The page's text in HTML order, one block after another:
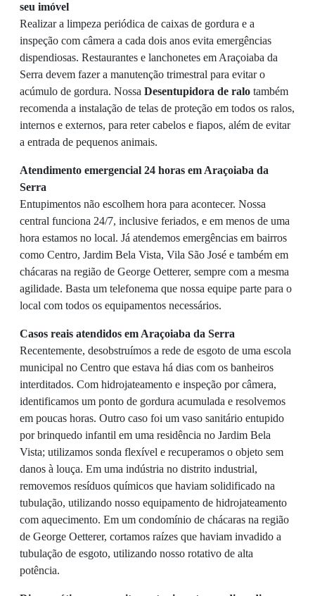
seu imóvel
Realizar a limpeza periódica de caixas de gordura e a
inspeção com câmera a cada dois anos evita emergências
dispendiosas. Restaurantes e lanchonetes em Araçoiaba da
Serra devem fazer a manutenção trimestral para evitar o
acúmulo de gordura. Nossa Desentupidora de ralo também
recomenda a instalação de telas de proteção em todos os ralos,
internos e externos, para reter cabelos e fiapos, além de evitar
a entrada de pequenos animais.
Atendimento emergencial 24 horas em Araçoiaba da
Serra
Entupimentos não escolhem hora para acontecer. Nossa
central funciona 24/7, inclusive feriados, e em menos de uma
hora estamos no local. Já atendemos emergências em bairros
como Centro, Jardim Bela Vista, Vila São José e também em
chácaras na região de George Oetterer, sempre com a mesma
agilidade. Basta um telefonema que nossa equipe parte para o
local com todos os equipamentos necessários.
Casos reais atendidos em Araçoiaba da Serra
Recentemente, desobstruímos a rede de esgoto de uma escola
municipal no Centro que estava há dias com os banheiros
interditados. Com hidrojateamento e inspeção por câmera,
identificamos um ponto de gordura acumulada e resolvemos
em poucas horas. Outro caso foi um vaso sanitário entupido
por brinquedo infantil em uma residência no Jardim Bela
Vista; utilizamos sonda flexível e recuperamos o objeto sem
danos à louça. Em uma indústria no distrito industrial,
removemos resíduos químicos que haviam solidificado na
tubulação, utilizando nosso equipamento de hidrojateamento
com aquecimento. Em um condomínio de chácaras na região
de George Oetterer, cortamos raízes que haviam invadido a
tubulação de esgoto, utilizando nosso rotativo de alta
potência.